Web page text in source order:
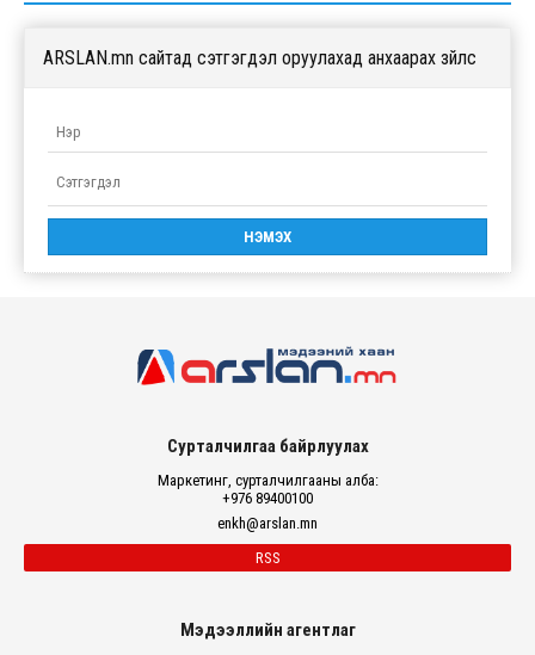
ARSLAN.mn сайтад сэтгэгдэл оруулахад анхаарах зүйлс
Сурталчилгаа байрлуулах
Маркетинг, сурталчилгааны алба:
+976 89400100
enkh@arslan.mn
RSS
Мэдээллийн агентлаг